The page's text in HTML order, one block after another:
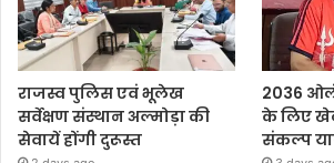
राजस्व पुलिस एवं भूलेख
सर्वेक्षण संस्थान अल्मोड़ा की
सेवायें होंगी दुरूस्त
2036
के लिए
संकल्प